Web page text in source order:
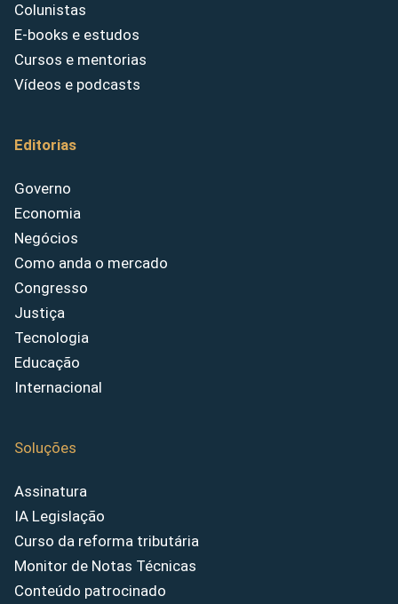
Colunistas
E-books e estudos
Cursos e mentorias
Vídeos e podcasts
Editorias
Governo
Economia
Negócios
Como anda o mercado
Congresso
Justiça
Tecnologia
Educação
Internacional
Soluções
Assinatura
IA Legislação
Curso da reforma tributária
Monitor de Notas Técnicas
Conteúdo patrocinado